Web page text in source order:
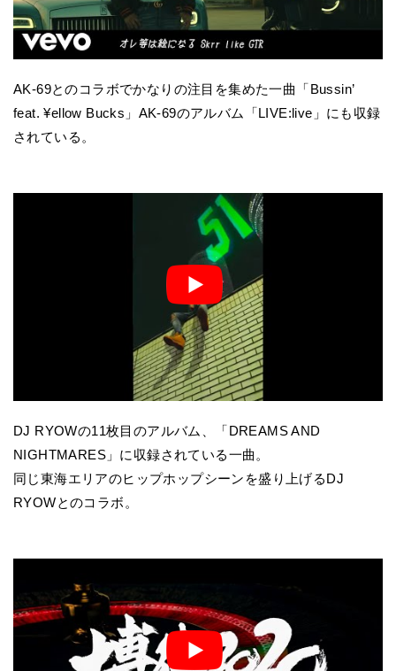
AK-69とのコラボでかなりの注目を集めた一曲「Bussin’
feat. ¥ellow Bucks」AK-69のアルバム「LIVE:live」にも収録
されている。
DJ RYOWの11枚目のアルバム、「DREAMS AND
NIGHTMARES」に収録されている一曲。
同じ東海エリアのヒップホップシーンを盛り上げるDJ
RYOWとのコラボ。